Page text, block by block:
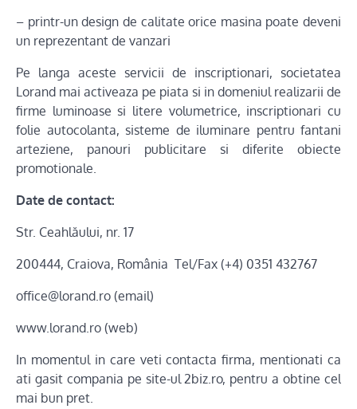
– printr-un design de calitate orice masina poate deveni
un reprezentant de vanzari
Pe langa aceste servicii de inscriptionari, societatea
Lorand mai activeaza pe piata si in domeniul realizarii de
firme luminoase si litere volumetrice, inscriptionari cu
folie autocolanta, sisteme de iluminare pentru fantani
arteziene, panouri publicitare si diferite obiecte
promotionale.
Date de contact:
Str. Ceahlăului, nr. 17
200444, Craiova, România Tel/Fax (+4) 0351 432767
office@lorand.ro (email)
www.lorand.ro (web)
In momentul in care veti contacta firma, mentionati ca
ati gasit compania pe site-ul 2biz.ro, pentru a obtine cel
mai bun pret.